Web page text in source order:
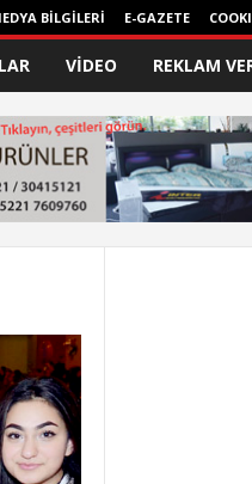
BİLGİLERİ E-GAZETE
VİDEO REKLAM